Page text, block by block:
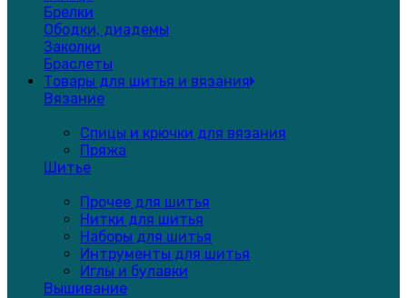
Брелки
Ободки, диадемы
Заколки
Браслеты
Товары для шитья и вязания
Вязание
Спицы и крючки для вязания
Пряжа
Шитье
Прочее для шитья
Нитки для шитья
Наборы для шитья
Интрументы для шитья
Иглы и булавки
Вышивание